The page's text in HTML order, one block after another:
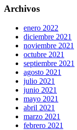
Archivos
enero 2022
diciembre 2021
noviembre 2021
octubre 2021
septiembre 2021
agosto 2021
julio 2021
junio 2021
mayo 2021
abril 2021
marzo 2021
febrero 2021